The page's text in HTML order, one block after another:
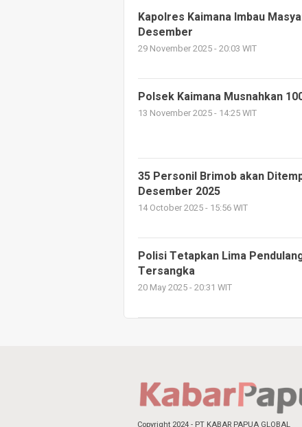
Kapolres Kaimana Imbau
Desember
29 November 2025 - 20:03 WIT
Polsek Kaimana Musnahkan
13 November 2025 - 14:25 WIT
35 Personil Brimob akan
Desember 2025
14 October 2025 - 15:56 WIT
Polisi Tetapkan Lima
Tersangka
20 May 2025 - 20:31 WIT
Copyright 2024 - PT KABAR PAPUA GLOBAL